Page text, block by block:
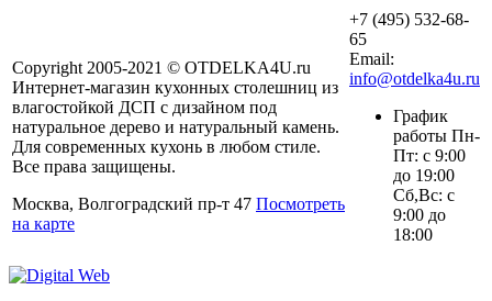
Copyright 2005-2021 © OTDELKA4U.ru
Интернет-магазин кухонных столешниц из
влагостойкой ДСП с дизайном под
натуральное дерево и натуральный камень.
Для современных кухонь в любом стиле.
Все права защищены.
Москва, Волгоградский пр-т 47 Посмотреть
на карте
+7 (495) 532-68-
65
Email:
info@otdelka4u.ru
График
работы Пн-
Пт: с 9:00
до 19:00
Сб,Вс: с
9:00 до
18:00